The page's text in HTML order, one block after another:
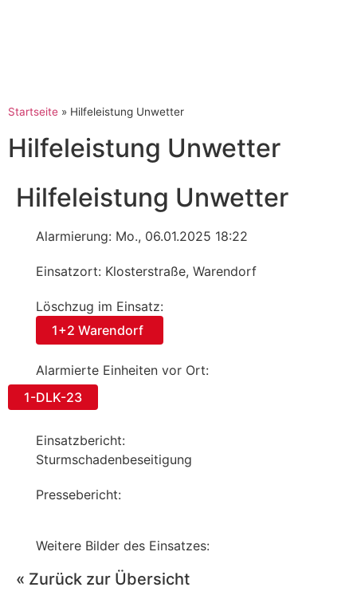
Startseite » Hilfeleistung Unwetter
Hilfeleistung Unwetter
Hilfeleistung Unwetter
Alarmierung: Mo., 06.01.2025 18:22
Einsatzort: Klosterstraße, Warendorf
Löschzug im Einsatz:
1+2 Warendorf
Alarmierte Einheiten vor Ort:
1-DLK-23
Einsatzbericht:
Sturmschadenbeseitigung
Pressebericht:
Weitere Bilder des Einsatzes:
« Zurück zur Übersicht